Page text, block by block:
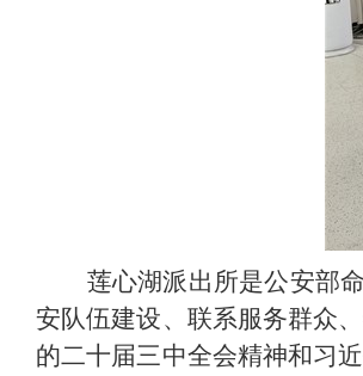
莲心湖派出所是公安部
安队伍建设、联系服务群众
的二十届三中全会精神和习